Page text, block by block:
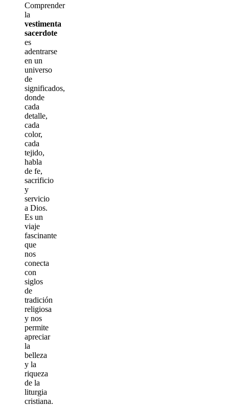
Comprender
la
vestimenta
sacerdote
es
adentrarse
en un
universo
de
significados,
donde
cada
detalle,
cada
color,
cada
tejido,
habla
de fe,
sacrificio
y
servicio
a Dios.
Es un
viaje
fascinante
que
nos
conecta
con
siglos
de
tradición
religiosa
y nos
permite
apreciar
la
belleza
y la
riqueza
de la
liturgia
cristiana.